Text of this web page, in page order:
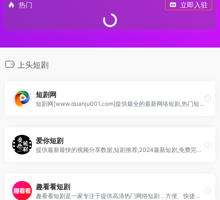
热门 立即入驻
上头短剧
短剧网
短剧网[www.duanju001.com]提供最全的最新网络短剧,热门短剧,重生短剧,家庭短剧,逆袭短剧,穿越短剧,都市短剧,古装短剧,爽文短剧
爱你短剧
提供最新最快的视频分享数据,短剧推荐,2024最新短剧,免费完整版,全集完整版,连续剧,2024短剧,武打,喜剧,古剧,好剧推荐,都市,言情,逆袭,动作,穿越,爱情,重生,末日,工作,首富,法术,免费短剧全集,免费短剧完整版,重生短剧,穿越短剧,最新短剧,古装短剧,都市短剧,逆袭短剧,现代言情短剧,古代言情短剧,神医短剧,战神短剧,甜宠短剧,玄幻短剧,萌宝短剧,
趣看看短剧
趣看看短剧是一家专注于提供高清热门网络短剧，方便、快捷的短剧观看平台。为用户提供了海量优质的行业精品短剧内容、简洁流畅的追剧体验，且全部免费。趣看看短剧致力于创造一个沉浸式的观剧体验！